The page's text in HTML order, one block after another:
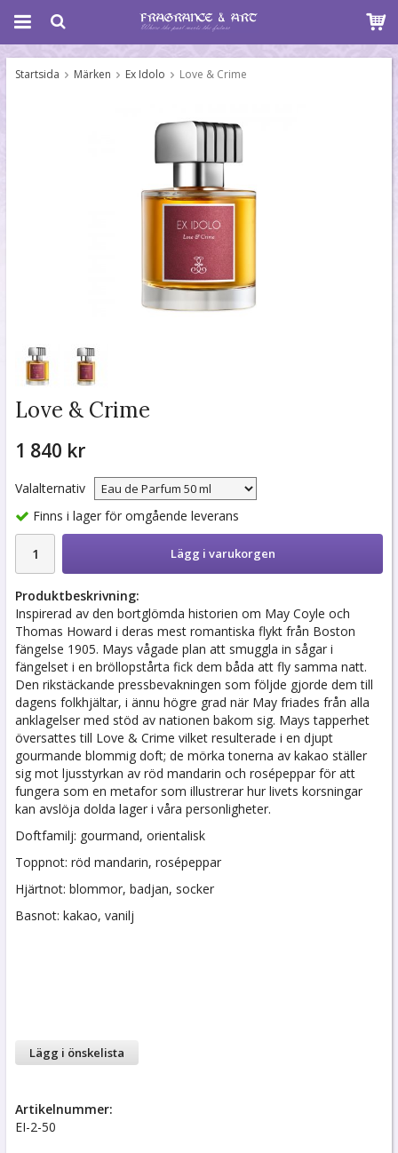
Startsida Märken Ex Idolo Love & Crime
Love & Crime
1 840 kr
Valalternativ
Finns i lager för omgående leverans
Lägg i varukorgen
Produktbeskrivning:
Inspirerad av den bortglömda historien om May Coyle och
Thomas Howard i deras mest romantiska flykt från Boston
fängelse 1905. Mays vågade plan att smuggla in sågar i
fängelset i en bröllopstårta fick dem båda att fly samma natt.
Den rikstäckande pressbevakningen som följde gjorde dem till
dagens folkhjältar, i ännu högre grad när May friades från alla
anklagelser med stöd av nationen bakom sig. Mays tapperhet
översattes till Love & Crime vilket resulterade i en djupt
gourmande blommig doft; de mörka tonerna av kakao ställer
sig mot ljusstyrkan av röd mandarin och rosépeppar för att
fungera som en metafor som illustrerar hur livets korsningar
kan avslöja dolda lager i våra personligheter.
Doftfamilj: gourmand, orientalisk
Toppnot: röd mandarin, rosépeppar
Hjärtnot: blommor, badjan, socker
Basnot: kakao, vanilj
Lägg i önskelista
Artikelnummer:
EI-2-50